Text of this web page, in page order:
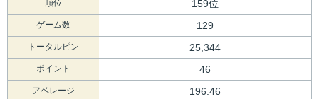
順位 159位
ゲーム数 129
トータルピン 25,344
ポイント 46
アベレージ 196.46